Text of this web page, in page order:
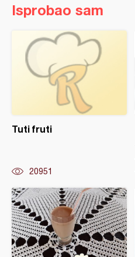
Isprobao sam
Tuti fruti
20951